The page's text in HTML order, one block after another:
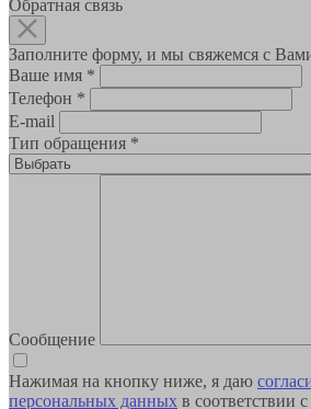
Обратная связь
Заполните форму, и мы свяжемся с
Ваше имя *
Телефон *
E-mail
Тип обращения *
Сообщение
Нажимая на кнопку ниже, я даю
персональных данных в соответствии с